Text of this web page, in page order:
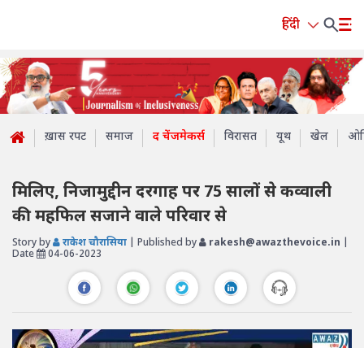
हिंदी
ख़ास रपट समाज द चेंजमेकर्स विरासत यूथ खेल
मिलिए, निजामुद्दीन दरगाह पर 75 सालों से कव्वाली
की महफिल सजाने वाले परिवार से
Story by राकेश चौरासिया | Published by rakesh@awazthevoice.in
Date
04-06-2023